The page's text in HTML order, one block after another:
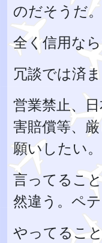
のだそうだ。
全く信用なら
冗談では済
営業禁止、
害賠償等、
願いしたい。
言ってるこ
然違う。ペ
やってるこ